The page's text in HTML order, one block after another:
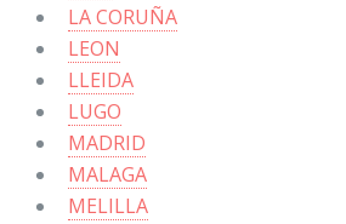
LA CORUÑA
LEON
LLEIDA
LUGO
MADRID
MALAGA
MELILLA